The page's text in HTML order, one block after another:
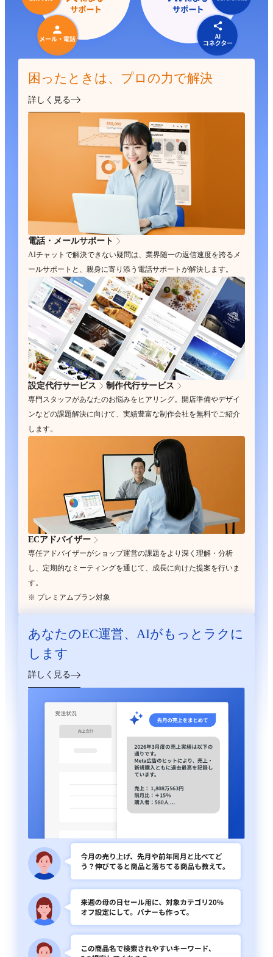
困ったときは、プロの力で解決
詳しく見る
電話・メールサポート
AIチャットで解決できない疑問は、業界随一の返信速度を誇るメ
ールサポートと、親身に寄り添う電話サポートが解決します。
設定代行サービス 制作代行サービス
専門スタッフがあなたのお悩みをヒアリング。開店準備やデザイ
ンなどの課題解決に向けて、実績豊富な制作会社を無料でご紹介
します。
ECアドバイザー
専任アドバイザーがショップ運営の課題をより深く理解・分析
し、定期的なミーティングを通じて、成長に向けた提案を行いま
す。
※ プレミアムプラン対象
あなたのEC運営、 AIがもっとラクに
します
詳しく見る